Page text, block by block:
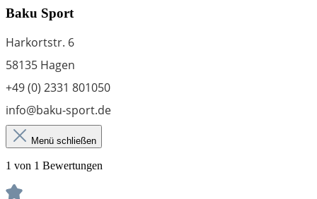
Baku Sport
Harkortstr. 6
58135 Hagen
+49 (0) 2331 801050
info@baku-sport.de
Menü schließen
1 von 1 Bewertungen